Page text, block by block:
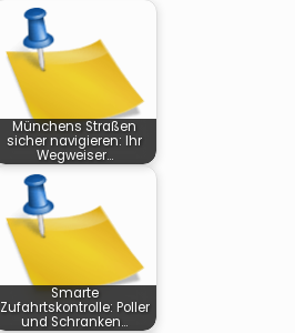
Münchens Straßen
sicher navigieren: Ihr
Wegweiser…
Smarte
Zufahrtskontrolle: Poller
und Schranken…